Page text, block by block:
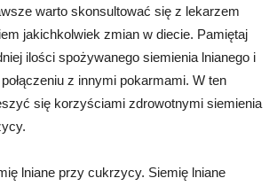
warto skonsultować się z lekarzem
jakichkolwiek zmian w diecie. Pamiętaj
ilości spożywanego siemienia lnianego i
z innymi pokarmami. W ten
się korzyściami zdrowotnymi siemienia
lniane przy cukrzycy. Siemię lniane